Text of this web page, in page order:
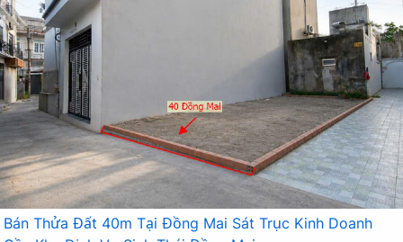
Bán Thửa Đất 40m Tại Đồng Mai Sát Trục Kinh Doanh